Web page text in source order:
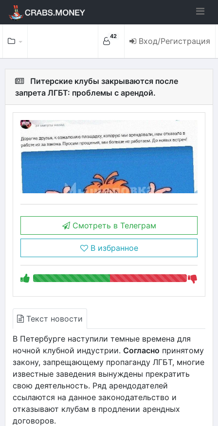
42 Вход/Регистрация
Питерские клубы закрываются после
запрета ЛГБТ: проблемы с арендой.
Смотреть в Телеграм
В избранное
Текст новости
В Петербурге наступили темные времена для
ночной клубной индустрии. Согласно принятому
закону, запрещающему пропаганду ЛГБТ, многие
известные заведения вынуждены прекратить
свою деятельность. Ряд арендодателей
ссылаются на данное законодательство и
отказывают клубам в продлении арендных
договоров.